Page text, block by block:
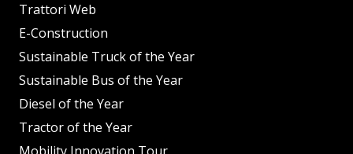
Trattori Web
E-Construction
Sustainable Truck of the Year
Sustainable Bus of the Year
Diesel of the Year
Tractor of the Year